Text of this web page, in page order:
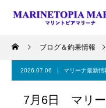
ブログ＆釣果情報
2026.07.06 マリーナ最新情
7月6日 マリー